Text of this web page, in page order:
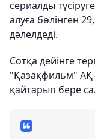
сериалды
алуға бөлінген
дәлелдеді.
Сотқа дейінге
"Қазақфильм" АҚ-
қайтарып бере